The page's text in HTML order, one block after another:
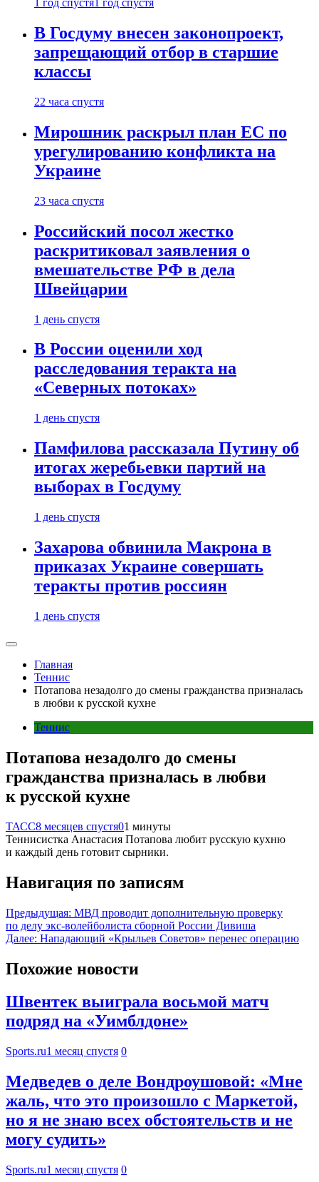
1 год спустя 1 год спустя
В Госдуму внесен законопроект,
запрещающий отбор в старшие
классы
22 часа спустя
Мирошник раскрыл план ЕС по
урегулированию конфликта на
Украине
23 часа спустя
Российский посол жестко
раскритиковал заявления о
вмешательстве РФ в дела
Швейцарии
1 день спустя
В России оценили ход
расследования теракта на
«Северных потоках»
1 день спустя
Памфилова рассказала Путину об
итогах жеребьевки партий на
выборах в Госдуму
1 день спустя
Захарова обвинила Макрона в
приказах Украине совершать
теракты против россиян
1 день спустя
Главная
Теннис
Потапова незадолго до смены гражданства призналась
в любви к русской кухне
Теннис
Потапова незадолго до смены
гражданства призналась в любви
к русской кухне
ТАСС8 месяцев спустя01 минуты
Теннисистка Анастасия Потапова любит русскую кухню
и каждый день готовит сырники.
Навигация по записям
Предыдущая: МВД проводит дополнительную проверку
по делу экс‑волейболиста сборной России Дивиша
Далее: Нападающий «Крыльев Советов» перенес операцию
Похожие новости
Швентек выиграла восьмой матч
подряд на «Уимблдоне»
Sports.ru1 месяц спустя 0
Медведев о деле Вондроушовой: «Мне
жаль, что это произошло с Маркетой,
но я не знаю всех обстоятельств и не
могу судить»
Sports.ru1 месяц спустя 0